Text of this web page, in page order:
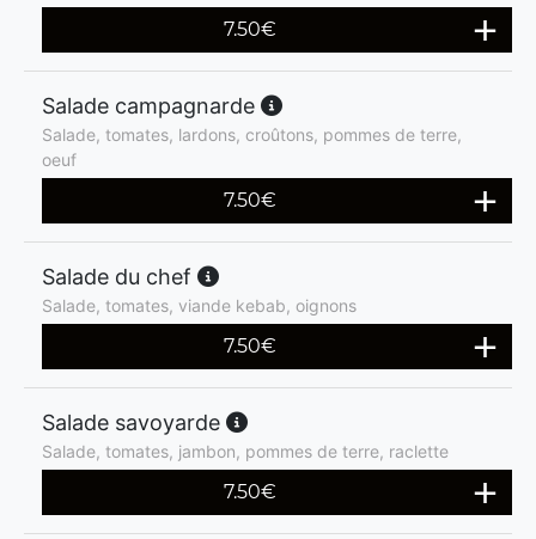
7.50€
Salade campagnarde
Salade, tomates, lardons, croûtons, pommes de terre,
oeuf
7.50€
Salade du chef
Salade, tomates, viande kebab, oignons
7.50€
Salade savoyarde
Salade, tomates, jambon, pommes de terre, raclette
7.50€